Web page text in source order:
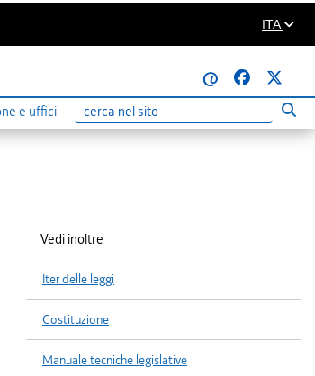
ITA
@
e uffici
Ricerca
Vedi inoltre
Iter delle leggi
Costituzione
Manuale tecniche legislative